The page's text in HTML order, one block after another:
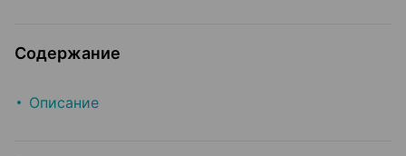
Содержание
Описание